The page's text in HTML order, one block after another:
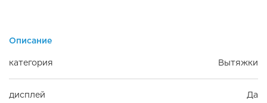
Описание
категория Вытяжки
дисплей Да